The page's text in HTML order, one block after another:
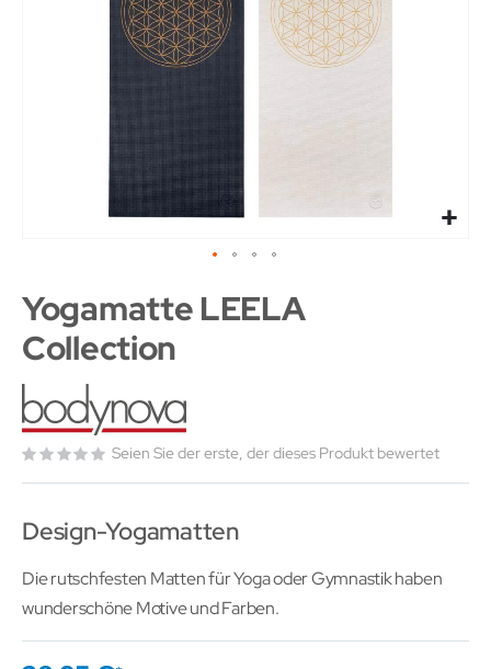
Yogamatte LEELA
Collection
Seien Sie der erste, der dieses Produkt bewertet
Design-Yogamatten
Die rutschfesten Matten für Yoga oder Gymnastik haben
wunderschöne Motive und Farben.